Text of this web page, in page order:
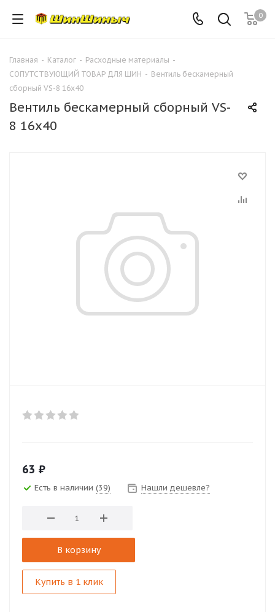
0
Главная - Каталог - Расходные материалы -
СОПУТСТВУЮЩИЙ ТОВАР ДЛЯ ШИН - Вентиль бескамерный
сборный VS-8 16х40
Вентиль бескамерный сборный VS-
8 16х40
63 ₽
Есть в наличии (39) Нашли дешевле?
В корзину
Купить в 1 клик